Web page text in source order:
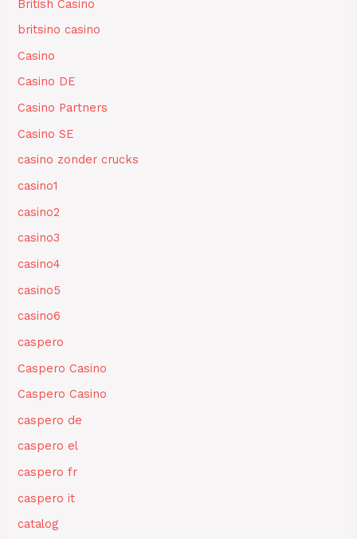
British Casino
britsino casino
Casino
Casino DE
Casino Partners
Casino SE
casino zonder crucks
casino1
casino2
casino3
casino4
casino5
casino6
caspero
Caspero Casino
Caspero Casino
caspero de
caspero el
caspero fr
caspero it
catalog